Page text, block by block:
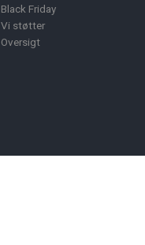
Black Friday
Vi støtter
Oversigt